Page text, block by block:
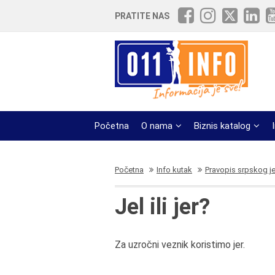
PRATITE NAS
Početna O nama Biznis katalog
Početna Info kutak Pravopis srpskog
Jel ili jer?
Za uzročni veznik koristimo jer.